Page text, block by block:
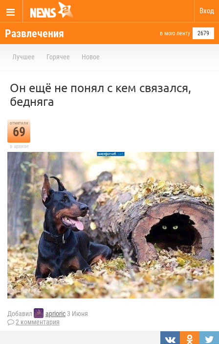
Вход
Развлечения в мою ленту 2679
Лучшее Горячее Новое
Он ещё не понял с кем связался,
бедняга
отметили
69
в архиве
Добавил aprioric 3 Июня
2 комментария